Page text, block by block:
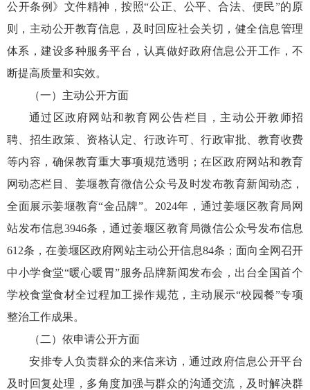
公开条例》文件精神，按照“公正、公平、合法、便民”的原
则，主动公开教育信息，及时回应社会关切，健全信息管理
体系，建设多种服务平台，认真做好政府信息公开工作，不
断提高质量和实效。
（一）主动公开方面
通过区政府网站和教育网公告栏目，主动公开教师招
聘、招生政策、资格认定、行政许可、行政审批、教育收费
等内容，确保教育重大事项规范透明；在区政府网站和教育
网动态栏目、姜堰教育微信公众号及时发布教育新闻动态，
全面展示姜堰教育“金品牌”。2024年，通过姜堰区教育局网
站发布信息3946条，通过姜堰区教育局微信公众号发布信息
612条，在姜堰区政府网站主动公开信息84条；面向全网召开
中小学食堂“暖心暖胃”服务品牌新闻发布会，出台全国首个
学校食堂食材全过程加工操作规范，主动展示“校园餐”专项
整治工作成果。
（二）依申请公开方面
安排专人负责群众的来信来访，通过政府信息公开平台
及时回复处理，多角度加强与群众的沟通交流，及时解决群